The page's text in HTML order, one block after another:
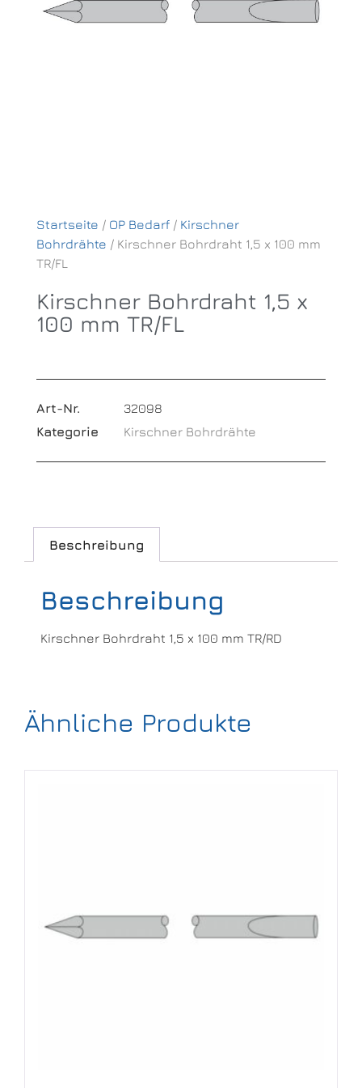
Startseite / OP Bedarf / Kirschner
Bohrdrähte / Kirschner Bohrdraht 1,5 x 100 mm
TR/FL
Kirschner Bohrdraht 1,5 x
100 mm TR/FL
Art-Nr.
32098
Kategorie
Kirschner Bohrdrähte
Beschreibung
Beschreibung
Kirschner Bohrdraht 1,5 x 100 mm TR/RD
Ähnliche Produkte